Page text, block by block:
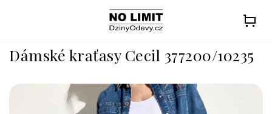
Dámské kraťasy Cecil 377200/10235